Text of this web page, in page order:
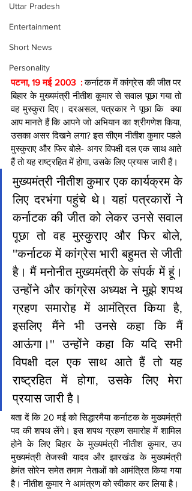
Uttar Pradesh
Entertainment
Short News
Personality
पटना, 19 मई 2003  : कर्नाटक में कांग्रेस की जीत पर
बिहार के मुख्यमंत्री नीतीश कुमार से सवाल पूछा गया तो
वह मुस्कुरा दिए। दरअसल, पत्रकार ने पूछा कि  क्या
आप मानते हैं कि आपने जो अभियान का श्रीगणेश किया,
उसका असर दिखने लगा? इस सीएम नीतीश कुमार पहले
मुस्कुराए और फिर बोले- अगर विपक्षी दल एक साथ आते
हैं तो यह राष्ट्रहित में होगा, उसके लिए प्रयास जारी हैं।
मुख्‍यमंत्री नीतीश कुमार एक कार्यक्रम के
लिए दरभंगा पहुंचे थे। यहां पत्रकारों ने
कर्नाटक की जीत को लेकर उनसे सवाल
पूछा तो वह मुस्कुराए और फिर बोले,
''कर्नाटक में कांग्रेस भारी बहुमत से जीती
है। मैं मनोनीत मुख्यमंत्री के संपर्क में हूं।
उन्होंने और कांग्रेस अध्यक्ष ने मुझे शपथ
ग्रहण समारोह में आमंत्रित किया है,
इसलिए मैंने भी उनसे कहा कि मैं
आऊंगा।'' उन्होंने कहा कि यदि सभी
विपक्षी दल एक साथ आते हैं तो यह
राष्ट्रहित में होगा, उसके लिए मेरा
प्रयास जारी है।
बता दें कि 20 मई को सिद्धारमैया कर्नाटक के मुख्‍यमंत्री
पद की शपथ लेंगे। इस शपथ ग्रहण समारोह में शामिल
होने के लिए बिहार के मुख्‍यमंत्री नीतीश कुमार, उप
मुख्‍यमंत्री तेजस्‍वी यादव और झारखंड के मुख्‍यमंत्री
हेमंत सोरेन समेत तमाम नेताओं को आमंत्रित किया गया
है। नीतीश कुमार ने आमंत्रण को स्‍वीकार कर लिया है।